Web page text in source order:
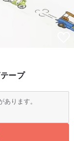
ープ
ります。